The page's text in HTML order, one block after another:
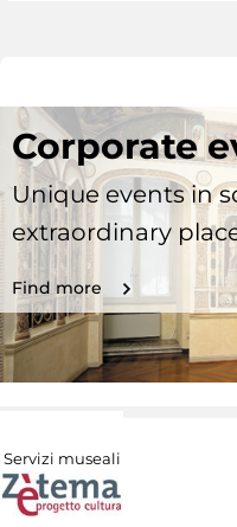
Corporate
Unique events in
extraordinary
Find more
Servizi museali